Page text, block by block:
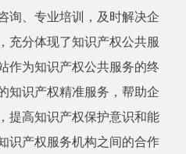
询、专业培训，及时解决企
充分体现了知识产权公共服
作为知识产权公共服务的终
知识产权精准服务， 帮助企
提高知识产权保护意识和能
识产权服务机构之间的合作